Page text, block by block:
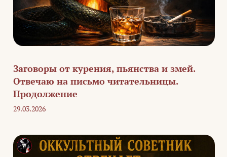
Заговоры от курения, пьянства и змей.
Отвечаю на письмо читательницы.
Продолжение
29.03.2026